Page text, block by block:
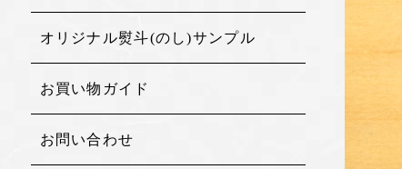
オリジナル熨斗(のし)サンプル
お買い物ガイド
お問い合わせ